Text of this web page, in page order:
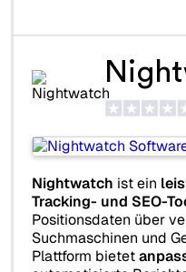
Nightwatch ist ein
Tracking- und SEO-
Positionsdaten über
Suchmaschinen und
Plattform bietet